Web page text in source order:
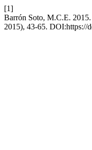
[1]
Barrón Soto, M.C.E.
2015), 43-65. DOI:https://